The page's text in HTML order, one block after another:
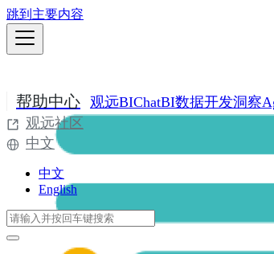
跳到主要内容
帮助中心 观远BIChatBI数据开发洞察
观远社区
中文
中文
English